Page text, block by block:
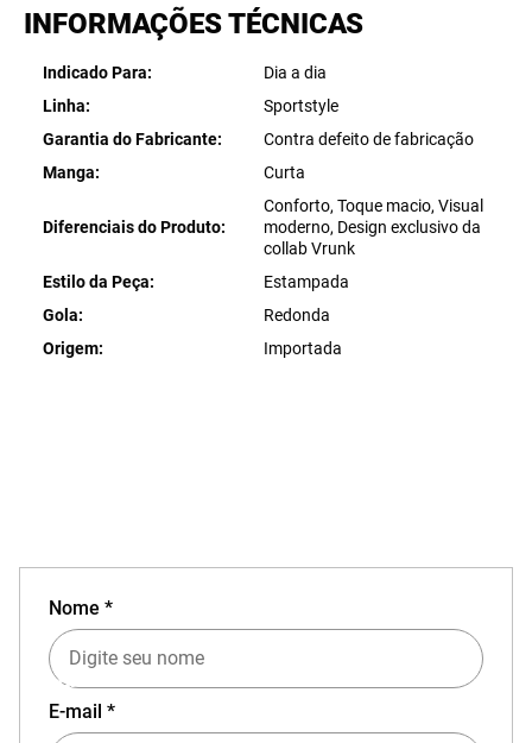
INFORMAÇÕES TÉCNICAS
Indicado Para
Dia a dia
Linha
Sportstyle
Garantia do Fabricante
Contra defeito de fabricação
Manga
Curta
Diferenciais do Produto
Conforto, Toque macio, Visual
moderno, Design exclusivo da
collab Vrunk
Estilo da Peça
Estampada
Gola
Redonda
Origem
Importada
EXPERIÊNCIA MIZUNO NO APP
Nome *
E-mail *